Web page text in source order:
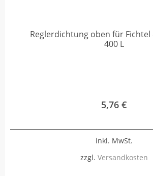
Reglerdichtung oben für Fichtel
400 L
5,76 €
inkl. MwSt.
zzgl. Versandkosten